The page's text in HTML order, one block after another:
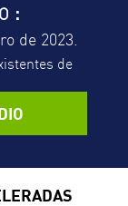
：
de 2023.
de